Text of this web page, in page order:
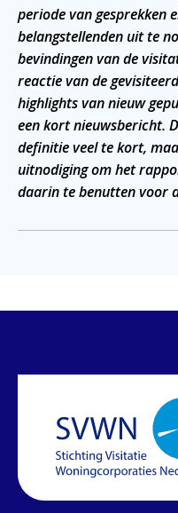
periode van gesprekken
belangstellenden uit te
bevindingen van de
reactie van de
highlights van nieuw
een kort nieuwsbericht.
definitie veel te kort,
uitnodiging om het
daarin te benutten voor